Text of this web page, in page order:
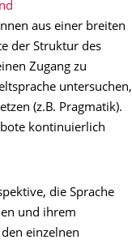
aus einer breiten
der Struktur des
Zugang zu
untersuchen,
(z.B. Pragmatik).
kontinuierlich
die Sprache
und ihrem
einzelnen